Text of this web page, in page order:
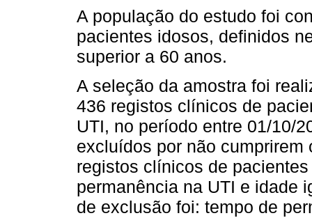
A população do estudo foi
pacientes idosos, definidos
superior a 60 anos.
A seleção da amostra foi
436 registos clínicos de
UTI, no período entre 01/10/
excluídos por não
registos clínicos de
permanência na UTI e idade
de exclusão foi: tempo de